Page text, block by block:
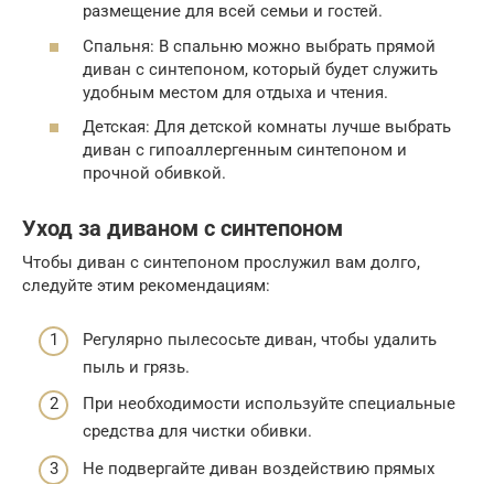
размещение для всей семьи и гостей.
Спальня: В спальню можно выбрать прямой
диван с синтепоном, который будет служить
удобным местом для отдыха и чтения.
Детская: Для детской комнаты лучше выбрать
диван с гипоаллергенным синтепоном и
прочной обивкой.
Уход за диваном с синтепоном
Чтобы диван с синтепоном прослужил вам долго,
следуйте этим рекомендациям:
Регулярно пылесосьте диван, чтобы удалить
пыль и грязь.
При необходимости используйте специальные
средства для чистки обивки.
Не подвергайте диван воздействию прямых